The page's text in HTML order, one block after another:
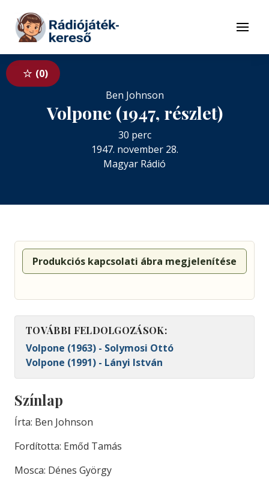
Tovább a tartalomhoz
Menü
0
Ben Johnson
Volpone (1947, részlet)
30 perc
1947. november 28.
Magyar Rádió
Produkciós kapcsolati ábra megjelenítése
TOVÁBBI FELDOLGOZÁSOK:
Volpone (1963) - Solymosi Ottó
Volpone (1991) - Lányi István
Színlap
Írta: Ben Johnson
Fordította: Emőd Tamás
Mosca: Dénes György